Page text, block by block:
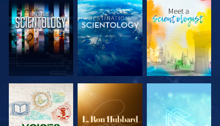
VERKEN DE
SERIE
VERKEN DE
SERIE
VERKEN DE
SERIE